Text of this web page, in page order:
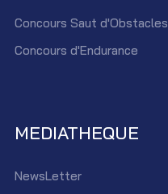
Concours Saut d'Obstacles
Concours d'Endurance
MEDIATHEQUE
NewsLetter